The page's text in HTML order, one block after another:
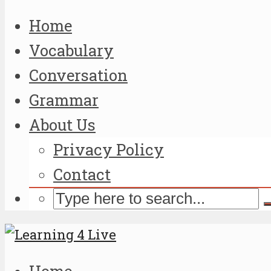
Home
Vocabulary
Conversation
Grammar
About Us
Privacy Policy
Contact